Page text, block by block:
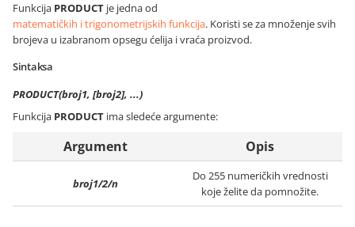
Funkcija PRODUCT je jedna od
matematičkih i trigonometrijskih funkcija. Koristi se za množenje svih
brojeva u izabranom opsegu ćelija i vraća proizvod.
Sintaksa
PRODUCT(broj1, [broj2], ...)
Funkcija PRODUCT ima sledeće argumente:
Argument Opis
broj1/2/n
Do 255 numeričkih vrednosti
koje želite da pomnožite.